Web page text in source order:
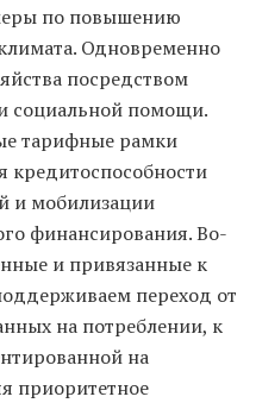
по повышению
Одновременно
посредством
социальной помощи.
тарифные рамки
и мобилизации
финансирования. Во-
и привязанные к
переход от
на потреблении, к
на
приоритетное